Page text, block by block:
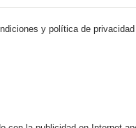
y política de